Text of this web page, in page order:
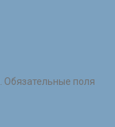
Обязательные поля